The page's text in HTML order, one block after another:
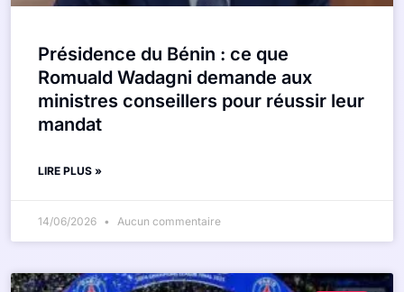
Présidence du Bénin : ce que
Romuald Wadagni demande aux
ministres conseillers pour réussir leur
mandat
LIRE PLUS »
14/06/2026 Aucun commentaire